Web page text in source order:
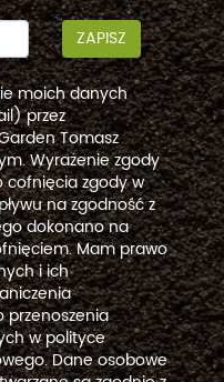
ZAPISZ
moich danych
przez
Tomasz
Wyrażenie zgody
cofnięcia zgody w
na zgodność z
dokonano na
Mam prawo
i ich
przenoszenia
w polityce
Dane osobowe